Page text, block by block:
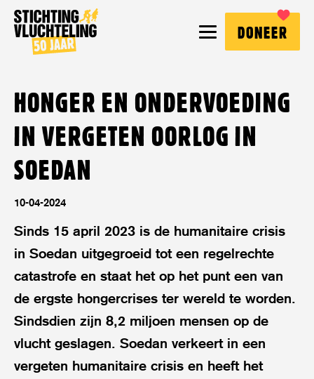
DONEER
HONGER EN ONDERVOEDING
IN VERGETEN OORLOG IN
SOEDAN
10-04-2024
Sinds 15 april 2023 is de humanitaire crisis
in Soedan uitgegroeid tot een regelrechte
catastrofe en staat het op het punt een van
de ergste hongercrises ter wereld te worden.
Sindsdien zijn 8,2 miljoen mensen op de
vlucht geslagen. Soedan verkeert in een
vergeten humanitaire crisis en heeft het